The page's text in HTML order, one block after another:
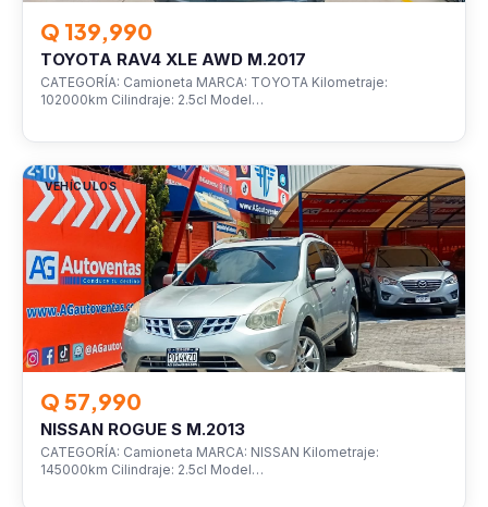
Q 139,990
TOYOTA RAV4 XLE AWD M.2017
CATEGORÍA: Camioneta MARCA: TOYOTA Kilometraje:
102000km Cilindraje: 2.5cl Model…
VEHÍCULOS
Q 57,990
NISSAN ROGUE S M.2013
CATEGORÍA: Camioneta MARCA: NISSAN Kilometraje:
145000km Cilindraje: 2.5cl Model…